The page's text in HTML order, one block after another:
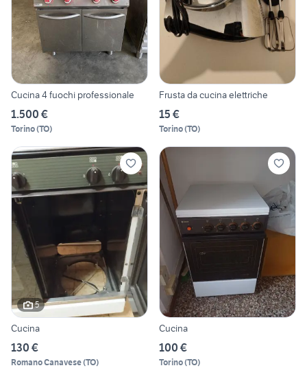
Cucina 4 fuochi professionale
1.500 €
Torino(TO)
Frusta da cucina elettriche
15 €
Torino(TO)
5
Cucina
130 €
Romano Canavese(TO)
Cucina
100 €
Torino(TO)